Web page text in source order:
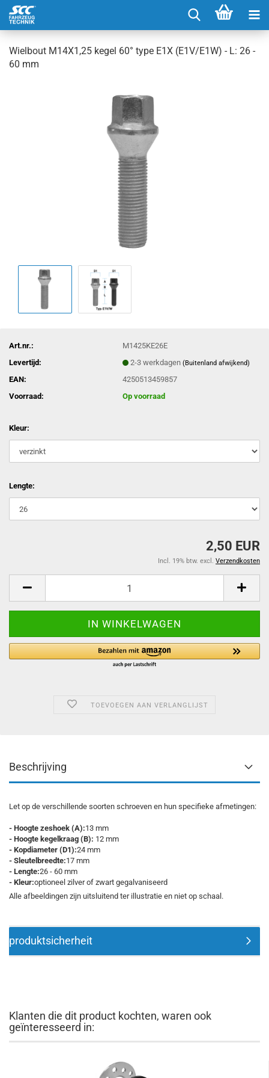
Wielbout M14X1,25 kegel 60° type E1X (E1V/E1W) - L: 26 -
60 mm
Art.nr.:
M1425KE26E
Levertijd:
2-3 werkdagen(Buitenland afwijkend)
EAN:
4250513459857
Voorraad:
Op voorraad
Kleur:
Lengte:
2,50 EUR
Incl. 19% btw. excl. Verzendkosten
TOEVOEGEN AAN VERLANGLIJST
Beschrijving
Let op de verschillende soorten schroeven en hun specifieke afmetingen:
- Hoogte zeshoek (A):13 mm
- Hoogte kegelkraag (B): 12 mm
- Kopdiameter (D1):24 mm
- Sleutelbreedte:17 mm
- Lengte:26 - 60 mm
- Kleur:optioneel zilver of zwart gegalvaniseerd
Alle afbeeldingen zijn uitsluitend ter illustratie en niet op schaal.
produktsicherheit
Klanten die dit product kochten, waren ook
geïnteresseerd in: